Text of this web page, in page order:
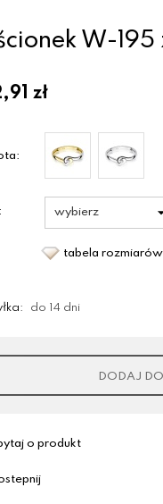
W-
zł
tabela rozmiarów
do 14 dni
DODAJ
o produkt